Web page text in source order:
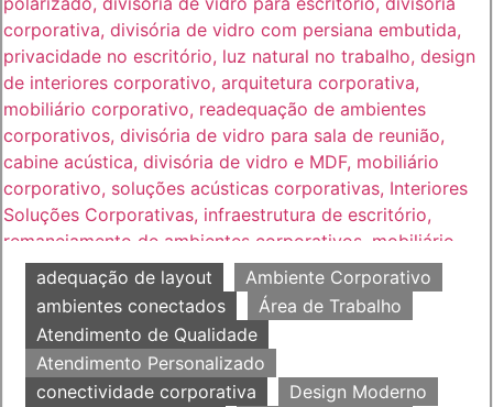
adequação de layout
Ambiente Corporativo
ambientes conectados
Área de Trabalho
Atendimento de Qualidade
Atendimento Personalizado
conectividade corporativa
Design Moderno